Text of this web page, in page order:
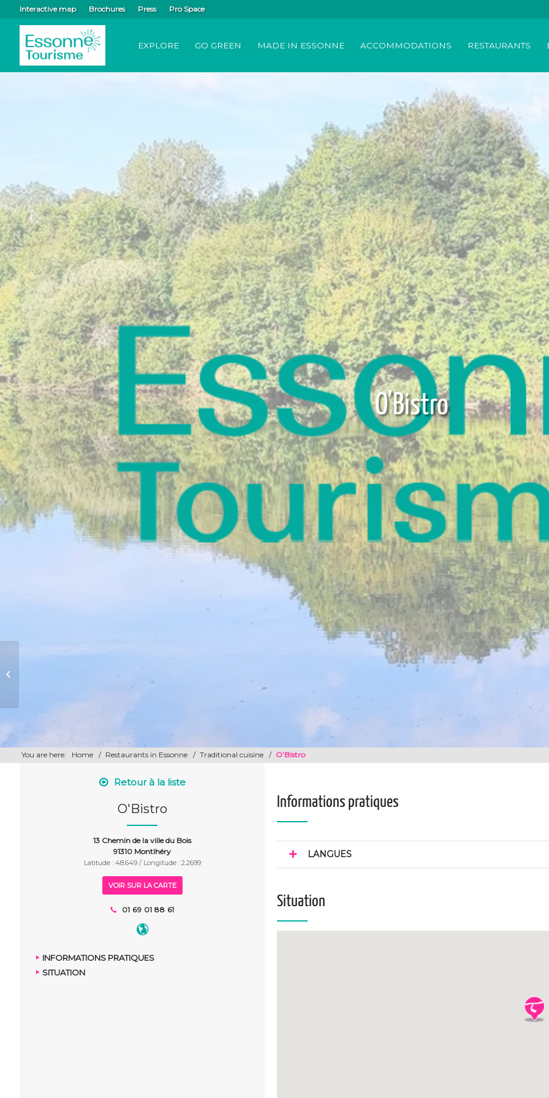
Interactive map Brochures Press Pro Space
EXPLORE GO GREEN MADE IN ESSONNE ACCOMMODATIONS RESTAURANTS
O’Bistro
You are here: Home / Restaurants in Essonne / Traditional cuisine / O’Bistro
Retour à la liste
O'Bistro
13 Chemin de la ville du Bois
91310 Montlhéry
Latitude : 48.649 / Longitude : 2.2699
VOIR SUR LA CARTE
01 69 01 88 61
INFORMATIONS PRATIQUES
SITUATION
Informations pratiques
LANGUES
Situation